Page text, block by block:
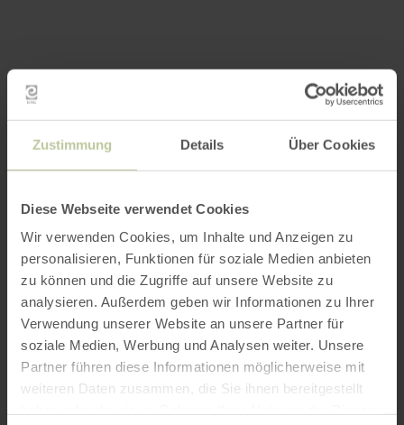
Zustimmung Details Über Cookies
Diese Webseite verwendet Cookies
Wir verwenden Cookies, um Inhalte und Anzeigen zu
personalisieren, Funktionen für soziale Medien anbieten
zu können und die Zugriffe auf unsere Website zu
analysieren. Außerdem geben wir Informationen zu Ihrer
Verwendung unserer Website an unsere Partner für
soziale Medien, Werbung und Analysen weiter. Unsere
Partner führen diese Informationen möglicherweise mit
weiteren Daten zusammen, die Sie ihnen bereitgestellt